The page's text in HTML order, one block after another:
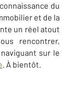
du
et de la
un réel atout
rencontrer,
sur le
. À bientôt.